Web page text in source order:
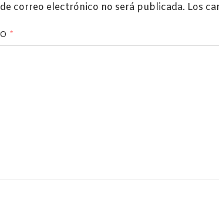
correo electrónico no será publicada. Los
*